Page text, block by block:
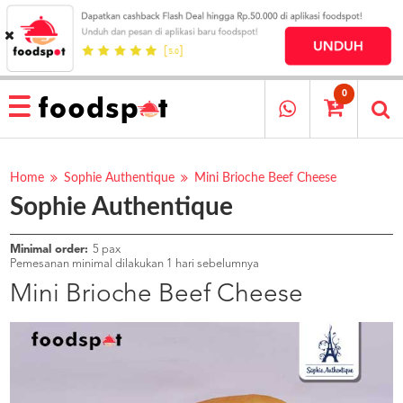
HOME
MENU
RESTAURANT
PESAN
OUR
COMPANY
KATA
MEREKA
KATALOG
PROGRAM
0
Home Sophie Authentique Mini Brioche Beef Cheese
Sophie Authentique
Minimal order: 5 pax
Pemesanan minimal dilakukan 1 hari sebelumnya
Mini Brioche Beef Cheese